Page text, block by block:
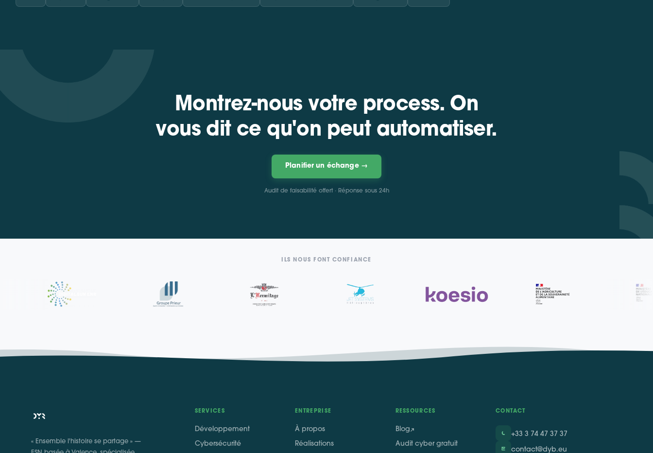
Montrez-nous votre process. On
vous dit ce qu'on peut automatiser.
Planifier un échange →
Audit de faisabilité offert · Réponse sous 24h
ILS NOUS FONT CONFIANCE
« Ensemble l'histoire se partage » —
SERVICES
Développement
Cybersécurité
ENTREPRISE
À propos
Réalisations
RESSOURCES
Blog
Audit cyber gratuit
CONTACT
+33 3 74 47 37 37
contact@dyb.eu